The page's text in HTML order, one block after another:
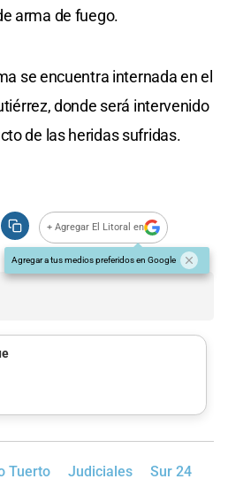
arma de fuego.
se encuentra internada en el
donde será intervenido
de las heridas sufridas.
+ Agregar El Litoral en
Agregar a tus medios preferidos en Google
Tuerto Judiciales Sur 24